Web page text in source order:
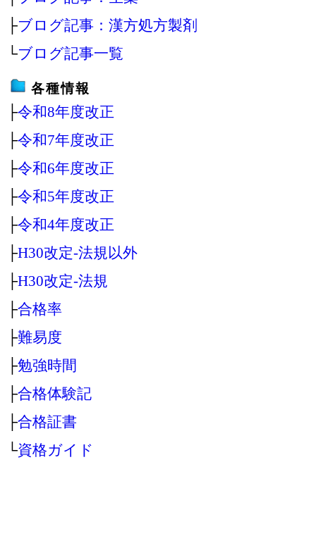
├ブログ記事：漢方処方製剤
└ブログ記事一覧
各種情報
├令和8年度改正
├令和7年度改正
├令和6年度改正
├令和5年度改正
├令和4年度改正
├H30改定‐法規以外
├H30改定‐法規
├合格率
├難易度
├勉強時間
├合格体験記
├合格証書
└資格ガイド